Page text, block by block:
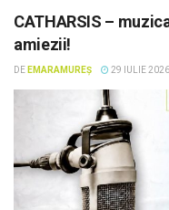
CATHARSIS –
amiezii!
DE EMARAMUREȘ 29 IULIE 2026